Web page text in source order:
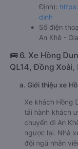
g. Review, đánh
Nhà xe Hưng
trung bình là
đã trải nghiệm
h. Thông tin liên
Bình Phước đi An
Văn phòng xe
Xem địa
Định):
dinh
Số điện
An Khê -